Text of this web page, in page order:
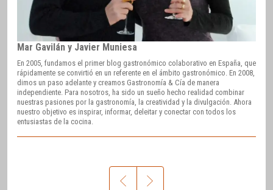
Mar Gavilán y Javier Muniesa
En 2005, fundamos el primer blog gastronómico colaborativo en España, que
rápidamente se convirtió en un referente en el ámbito gastronómico. En 2008,
dimos un paso adelante y creamos Gastronomía & Cía de manera
independiente. Para nosotros, ha sido un sueño hecho realidad combinar
nuestras pasiones por la gastronomía, la creatividad y la divulgación. Ahora
nuestro objetivo es inspirar, informar, deleitar y conectar con todos los
entusiastas de la cocina.